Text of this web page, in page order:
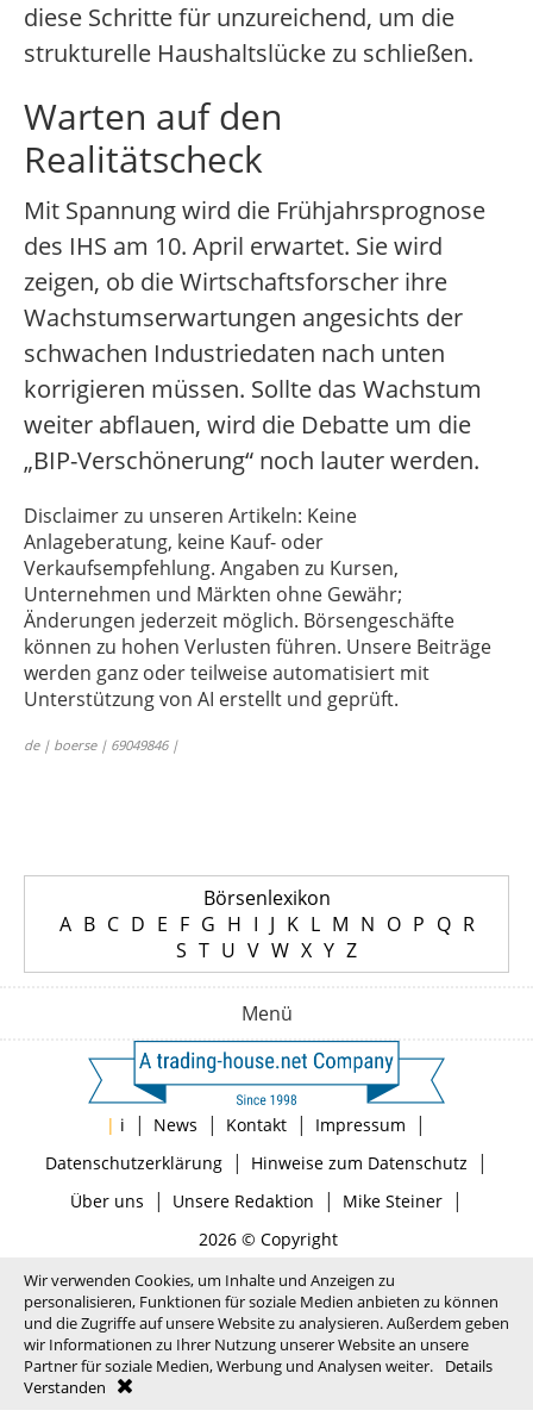
diese Schritte für unzureichend, um die
strukturelle Haushaltslücke zu schließen.
Warten auf den
Realitätscheck
Mit Spannung wird die Frühjahrsprognose
des IHS am 10. April erwartet. Sie wird
zeigen, ob die Wirtschaftsforscher ihre
Wachstumserwartungen angesichts der
schwachen Industriedaten nach unten
korrigieren müssen. Sollte das Wachstum
weiter abflauen, wird die Debatte um die
„BIP-Verschönerung“ noch lauter werden.
Disclaimer zu unseren Artikeln: Keine
Anlageberatung, keine Kauf- oder
Verkaufsempfehlung. Angaben zu Kursen,
Unternehmen und Märkten ohne Gewähr;
Änderungen jederzeit möglich. Börsengeschäfte
können zu hohen Verlusten führen. Unsere Beiträge
werden ganz oder teilweise automatisiert mit
Unterstützung von AI erstellt und geprüft.
de | boerse | 69049846 |
Börsenlexikon
A B C D E F G H I J K L M N O P Q R
S T U V W X Y Z
Menü
| i | News | Kontakt | Impressum |
Datenschutzerklärung| Hinweise zum Datenschutz |
Über uns | Unsere Redaktion | Mike Steiner|
2026 © Copyright
Wir verwenden Cookies, um Inhalte und Anzeigen zu
personalisieren, Funktionen für soziale Medien anbieten zu können
und die Zugriffe auf unsere Website zu analysieren. Außerdem geben
wir Informationen zu Ihrer Nutzung unserer Website an unsere
Partner für soziale Medien, Werbung und Analysen weiter.
Details
Verstanden